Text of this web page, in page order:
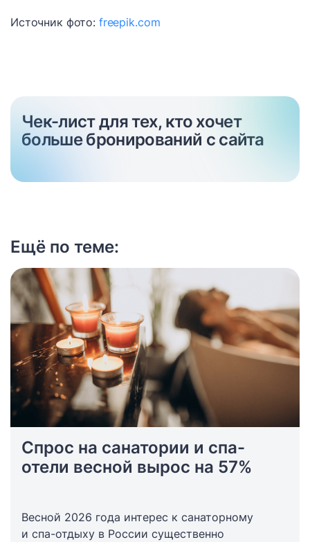
Источник фото: freepik.com
Чек-лист для тех, кто хочет
больше бронирований с сайта
Ещё по теме:
Спрос на санатории и спа-
отели весной вырос на 57%
Весной 2026 года интерес к санаторному
и спа-отдыху в России существенно